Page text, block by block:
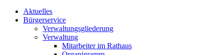
Aktuelles
Bürgerservice
Verwaltungsgliederung
Verwaltung
Mitarbeiter im Rathaus